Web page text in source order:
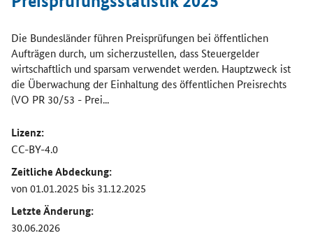
Die Bundesländer führen Preisprüfungen bei öffentlichen
Aufträgen durch, um sicherzustellen, dass Steuergelder
wirtschaftlich und sparsam verwendet werden. Hauptzweck ist
die Überwachung der Einhaltung des öffentlichen Preisrechts
(VO PR 30/53 - Prei...
Lizenz:
CC-BY-4.0
Zeitliche Abdeckung:
von 01.01.2025 bis 31.12.2025
Letzte Änderung:
30.06.2026